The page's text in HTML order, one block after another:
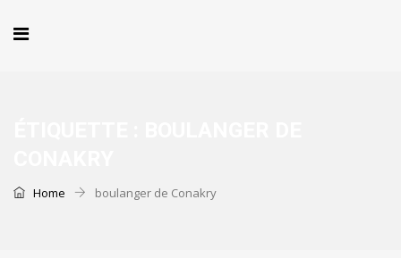
Home boulanger de Conakry